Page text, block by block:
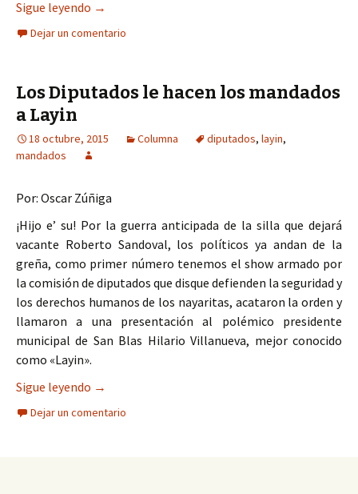
Sigue leyendo Anuncia “Layín” el contrato con “El Piojo”
→
Dejar un comentario
Los Diputados le hacen los mandados
a Layin
18 octubre, 2015 Columna diputados, layin,
mandados
Por: Oscar Zúñiga
¡Hijo e’ su! Por la guerra anticipada de la silla que dejará
vacante Roberto Sandoval, los políticos ya andan de la
greña, como primer número tenemos el show armado por
la comisión de diputados que disque defienden la seguridad y
los derechos humanos de los nayaritas, acataron la orden y
llamaron a una presentación al polémico presidente
municipal de San Blas Hilario Villanueva, mejor conocido
como «Layin».
Sigue leyendo Los Diputados le hacen los mandados a Layin
→
Dejar un comentario